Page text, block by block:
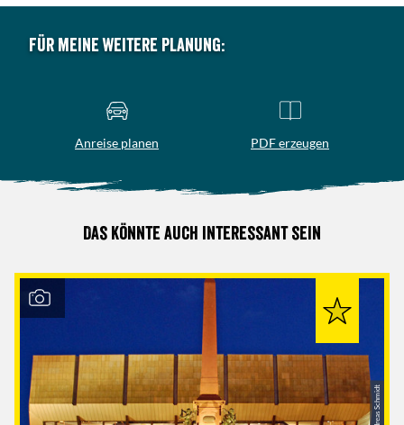
Für meine weitere Planung:
Anreise planen PDF erzeugen
Das könnte auch interessant sein
© Andreas Schmidt